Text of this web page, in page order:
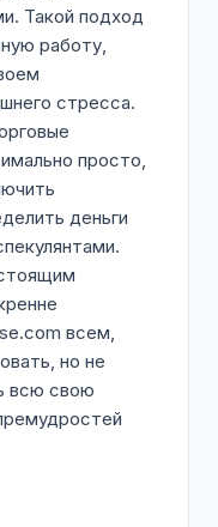
Такой подход
работу,
стресса.
просто,
деньги
всем,
но не
всю свою